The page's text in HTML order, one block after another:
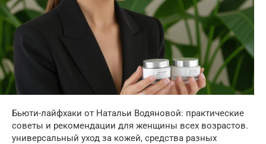
Бьюти-лайфхаки от Натальи Водяновой: практические
советы и рекомендации для женщины всех возрастов.
универсальный уход за кожей, средства разных